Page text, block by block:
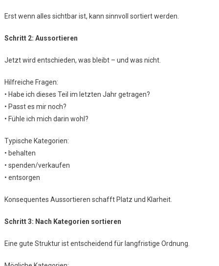
Erst wenn alles sichtbar ist, kann sinnvoll sortiert werden.
Schritt 2: Aussortieren
Jetzt wird entschieden, was bleibt – und was nicht.
Hilfreiche Fragen:
• Habe ich dieses Teil im letzten Jahr getragen?
• Passt es mir noch?
• Fühle ich mich darin wohl?
Typische Kategorien:
• behalten
• spenden/verkaufen
• entsorgen
Konsequentes Aussortieren schafft Platz und Klarheit.
Schritt 3: Nach Kategorien sortieren
Eine gute Struktur ist entscheidend für langfristige Ordnung.